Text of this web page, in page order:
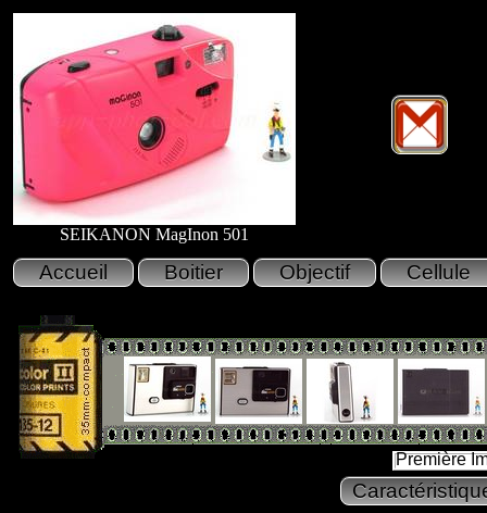
SEIKANON MagInon 501
Première